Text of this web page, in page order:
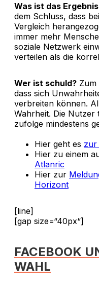
Was ist das
dem Schluss, dass
Vergleich
immer mehr
soziale Netzwerk
verteilen als die
Wer ist schuld? Zum
dass sich
verbreiten können.
Wahrheit. Die Nutzer
zufolge mindestens
Hier geht es zur
Hier zu einem
Atlanric
Hier zur
Horizont
[line]
[gap size=“40px“]
FACEBOOK
WAHL